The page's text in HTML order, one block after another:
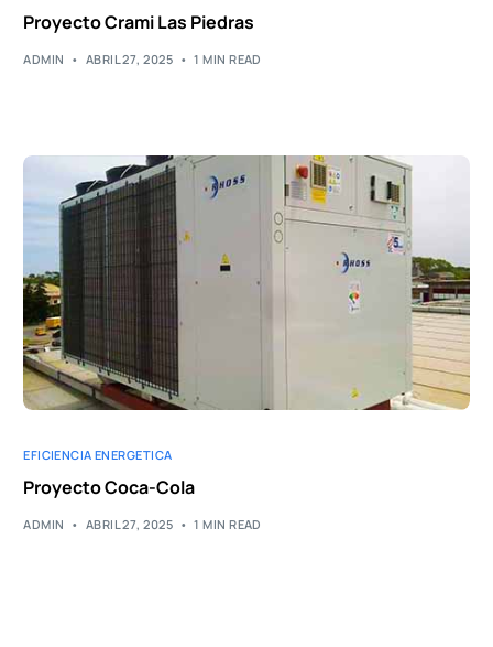
Proyecto Crami Las Piedras
ADMIN ABRIL 27, 2025 1 MIN READ
EFICIENCIA ENERGETICA
Proyecto Coca-Cola
ADMIN ABRIL 27, 2025 1 MIN READ